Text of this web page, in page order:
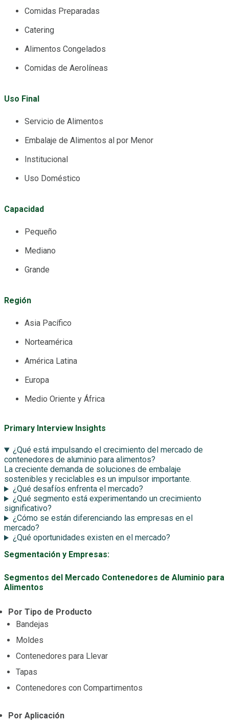
Comidas Preparadas
Catering
Alimentos Congelados
Comidas de Aerolíneas
Uso Final
Servicio de Alimentos
Embalaje de Alimentos al por Menor
Institucional
Uso Doméstico
Capacidad
Pequeño
Mediano
Grande
Región
Asia Pacífico
Norteamérica
América Latina
Europa
Medio Oriente y África
Primary Interview Insights
¿Qué está impulsando el crecimiento del mercado de
contenedores de aluminio para alimentos?
La creciente demanda de soluciones de embalaje
sostenibles y reciclables es un impulsor importante.
¿Qué desafíos enfrenta el mercado?
¿Qué segmento está experimentando un crecimiento
significativo?
¿Cómo se están diferenciando las empresas en el
mercado?
¿Qué oportunidades existen en el mercado?
Segmentación y Empresas:
Segmentos del Mercado Contenedores de Aluminio para
Alimentos
Por Tipo de Producto
Bandejas
Moldes
Contenedores para Llevar
Tapas
Contenedores con Compartimentos
Por Aplicación